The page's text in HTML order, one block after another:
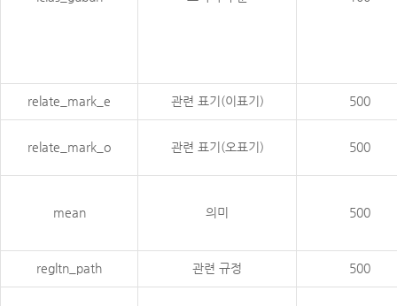
relate_mark_e 관련 표기(이표기) 500
relate_mark_o 관련 표기(오표기) 500
mean 의미 500
regltn_path 관련 규정 500